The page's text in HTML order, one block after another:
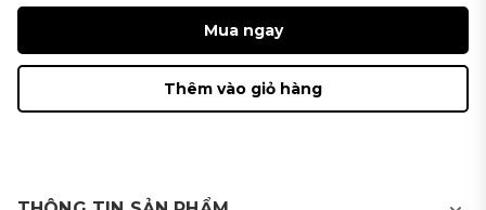
Mua ngay
Thêm vào giỏ hàng